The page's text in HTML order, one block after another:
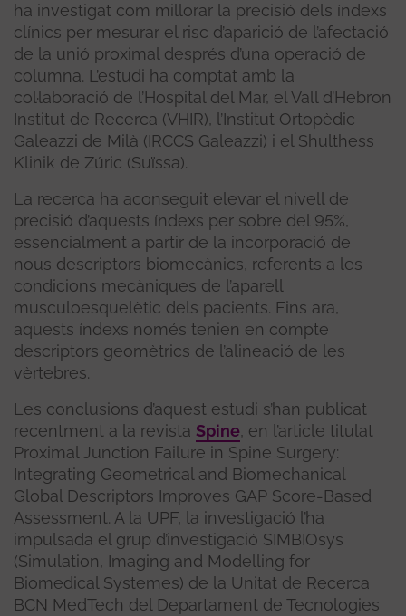
ha investigat com millorar la precisió dels índexs
clínics per mesurar el risc d’aparició de l’afectació
de la unió proximal després d’una operació de
columna. L’estudi ha comptat amb la
col·laboració de l’Hospital del Mar, el Vall d’Hebron
Institut de Recerca (VHIR), l’Institut Ortopèdic
Galeazzi de Milà (IRCCS Galeazzi) i el Shulthess
Klinik de Zúric (Suïssa).
La recerca ha aconseguit elevar el nivell de
precisió d’aquests índexs per sobre del 95%,
essencialment a partir de la incorporació de
nous descriptors biomecànics, referents a les
condicions mecàniques de l’aparell
musculoesquelètic dels pacients. Fins ara,
aquests índexs només tenien en compte
descriptors geomètrics de l’alineació de les
vèrtebres.
Les conclusions d’aquest estudi s’han publicat
recentment a la revista Spine, en l’article titulat
Proximal Junction Failure in Spine Surgery:
Integrating Geometrical and Biomechanical
Global Descriptors Improves GAP Score-Based
Assessment. A la UPF, la investigació l’ha
impulsada el grup d’investigació SIMBIOsys
(Simulation, Imaging and Modelling for
Biomedical Systemes) de la Unitat de Recerca
BCN MedTech del Departament de Tecnologies